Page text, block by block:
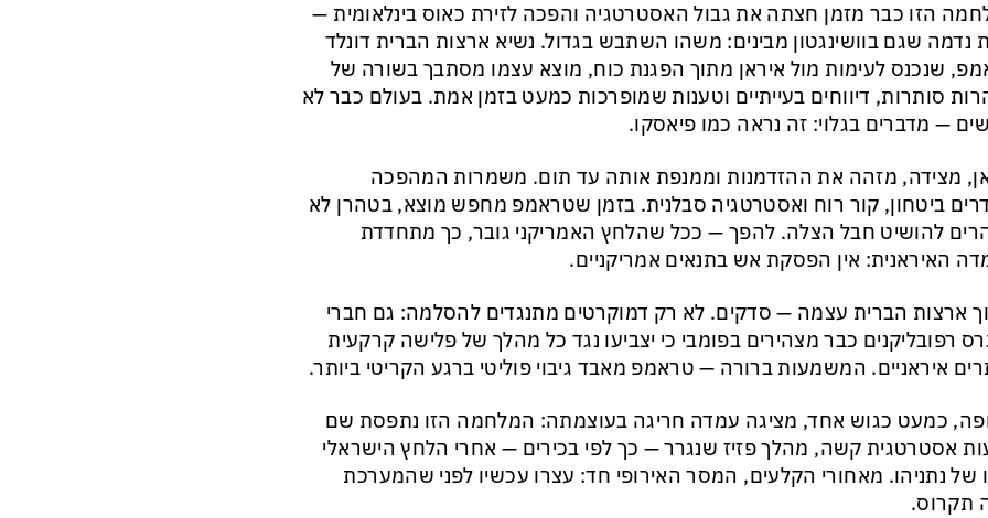
הזו כבר מזמן חצתה את גבול האסטרטגיה והפכה לזירת כאוס בינלאומית —
נדמה שגם בוושינגטון מבינים: משהו השתבש בגדול. נשיא ארצות הברית דונלד
שנכנס לעימות מול איראן מתוך הפגנת כוח, מוצא עצמו מסתבך בשורה של
סותרות, דיווחים בעייתיים וטענות שמופרכות כמעט בזמן אמת. בעולם כבר לא
— מדברים בגלוי: זה נראה כמו פיאסקו.
מצידה, מזהה את ההזדמנות וממנפת אותה עד תום. משמרות המהפכה
ביטחון, קור רוח ואסטרטגיה סבלנית. בזמן שטראמפ מחפש מוצא, בטהרן לא
להושיט חבל הצלה. להפך — ככל שהלחץ האמריקני גובר, כך מתחדדת
האיראנית: אין הפסקת אש בתנאים אמריקניים.
ארצות הברית עצמה — סדקים. לא רק דמוקרטים מתנגדים להסלמה: גם חברי
רפובליקנים כבר מצהירים בפומבי כי יצביעו נגד כל מהלך של פלישה קרקעית
איראניים. המשמעות ברורה — טראמפ מאבד גיבוי פוליטי ברגע הקריטי ביותר.
כמעט כגוש אחד, מציגה עמדה חריגה בעוצמתה: המלחמה הזו נתפסת שם
אסטרטגית קשה, מהלך פזיז שנגרר — כך לפי בכירים — אחרי הלחץ הישראלי
של נתניהו. מאחורי הקלעים, המסר האירופי חד: עצרו עכשיו לפני שהמערכת
תקרוס.